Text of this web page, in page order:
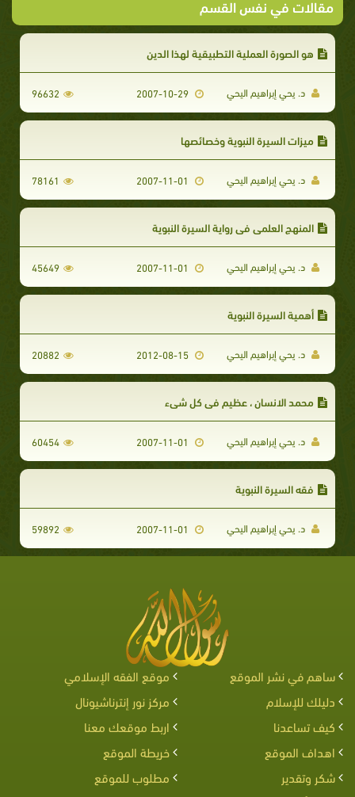
مقالات في نفس القسم
هو الصورة العملية التطبيقية لهذا الدين
د. يحي إبراهيم اليحي 2007-10-29
96632
ميزات السيرة النبوية وخصائصها
د. يحي إبراهيم اليحي 78161
المنهج العلمي في رواية السيرة النبوية
د. يحي إبراهيم اليحي 45649
أهمية السيرة النبوية
د. يحي إبراهيم اليحي 2012-08-15
20882
محمد الانسان ، عظيم في كل شيء
د. يحي إبراهيم اليحي 60454
فقه السيرة النبوية
د. يحي إبراهيم اليحي 59892
ساهم في نشر الموقع
موقع الفقه الإسلامي
دليلك للإسلام
مركز نور إنترناشيونال
كيف تساعدنا
اربط موقعك معنا
اهداف الموقع
خريطة الموقع
شكر وتقدير
مطلوب للموقع